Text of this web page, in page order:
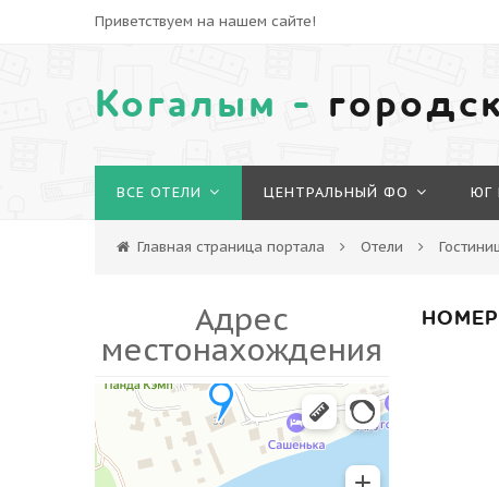
Приветствуем на нашем сайте!
Когалым -
ВСЕ ОТЕЛИ ЦЕНТРАЛЬНЫЙ ФО ЮГ
Главная страница портала Отели
Адрес
местонахождения